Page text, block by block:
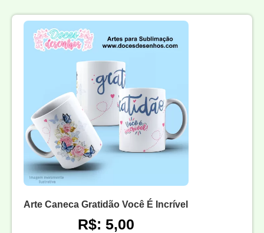
Arte Caneca Gratidão Você É Incrível
R$: 5,00